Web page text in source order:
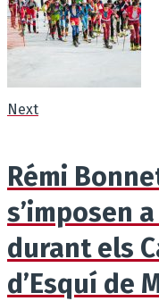
Next
Rémi
s’imposen
durant els
d’Esquí de